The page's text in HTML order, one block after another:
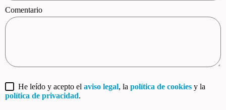
Comentario
He leído y acepto el aviso legal, la política de cookies y la
política de privacidad.